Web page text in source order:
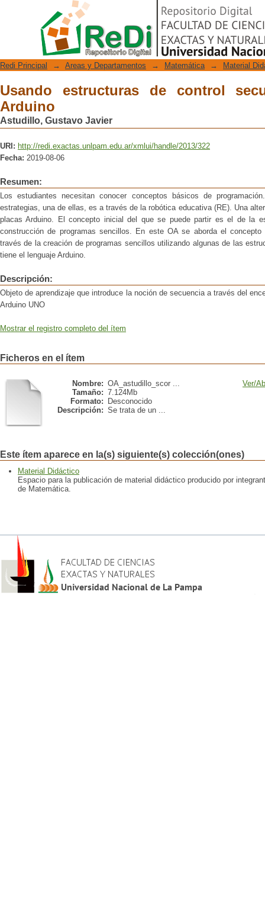
Usando estructuras de control
Repositorio Digital
Redi Principal → Areas y Departamentos → Matemática → Material
Usando estructuras de control
Arduino
Astudillo, Gustavo Javier
URI: http://redi.exactas.unlpam.edu.ar/xmlui/handle/2013/322
Fecha: 2019-08-06
Resumen:
Los estudiantes necesitan conocer conceptos básicos de
estrategias, una de ellas, es a través de la robótica educativa (RE). Una
placas Arduino. El concepto inicial del que se puede partir es el de la
construcción de programas sencillos. En este OA se aborda el
través de la creación de programas sencillos utilizando algunas de las
tiene el lenguaje Arduino.
Descripción:
Objeto de aprendizaje que introduce la noción de secuencia a través del
Arduino UNO
Mostrar el registro completo del ítem
Ficheros en el ítem
Nombre: OA_astudillo_scor ...
Tamaño: 7.124Mb
Formato:
Desconocido
Descripción: Se trata de un ...
Ver/
Este ítem aparece en la(s) siguiente(s) colección(ones)
Material Didáctico
Espacio para la publicación de material didáctico producido por
de Matemática.